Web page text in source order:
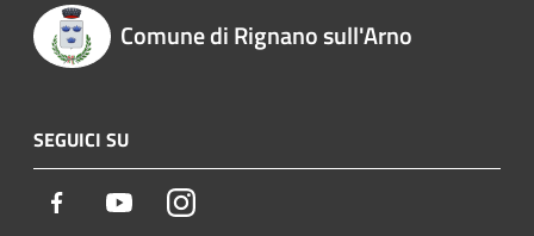
Comune di Rignano sull'Arno
SEGUICI SU
Facebook YoutubeInstagram